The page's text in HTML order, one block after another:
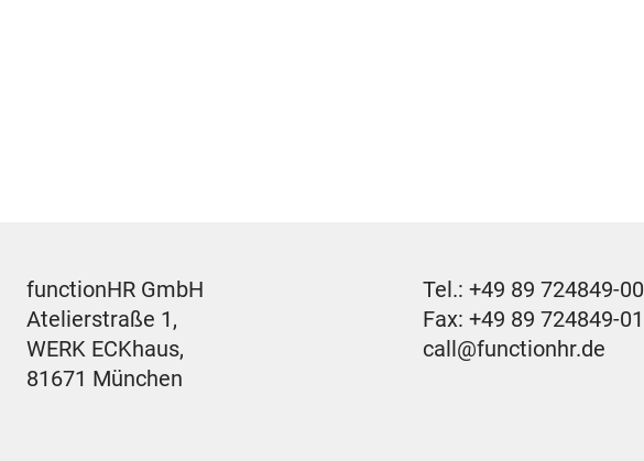
functionHR GmbH
Atelierstraße 1,
WERK ECKhaus,
81671 München
Tel.:+49 89 724849-00
Fax: +49 89 724849-01
call@functionhr.de